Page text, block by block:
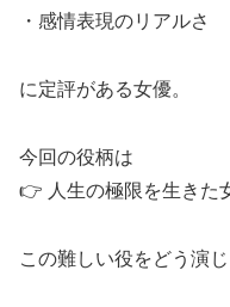
・感情表現のリアルさ
に定評がある女優。
今回の役柄は
👉 人生の極限を生きた
この難しい役をどう演